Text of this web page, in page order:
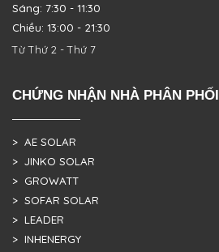
Sáng: 7:30 - 11:30
Chiều: 13:00 - 21:30
Từ Thứ 2 - Thứ 7
CHỨNG NHẬN NHÀ PHÂN PHỐI
> AE SOLAR
> JINKO SOLAR
> GROWATT
> SOFAR SOLAR
> LEADER
> INHENERGY